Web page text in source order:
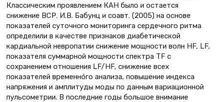
Классическим проявлением КАН было и остается
снижение ВСР. И.В. Бабунц и соавт. (2005) на основе
показателей суточного мониторинга сердечного ритма
определили в качестве признаков диабетической
кардиальной невропатии снижение мощности волн HF, LF,
показателя суммарной мощности спектра TF с
сохранением отношения LF/HF, снижение всех
показателей временнóго анализа, повышение индекса
напряжения и амплитуды моды по данным вариационной
пульсометрии. В последние годы большое внимание